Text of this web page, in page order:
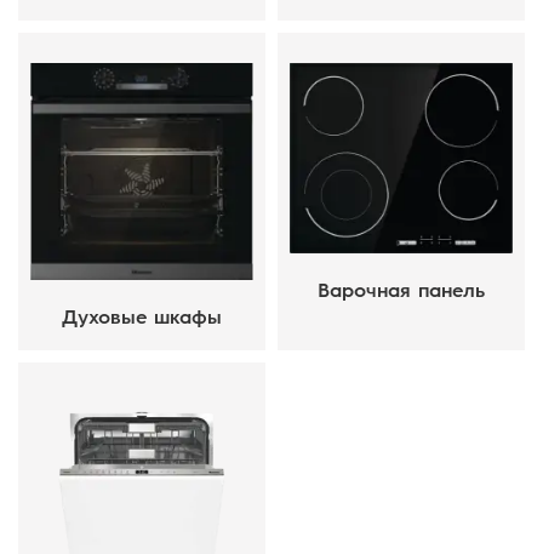
Духовые шкафы
Варочная панель